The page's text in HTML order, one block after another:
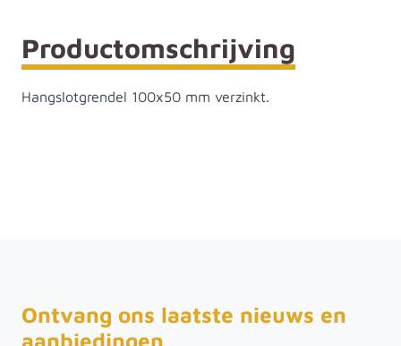
Productomschrijving
Hangslotgrendel 100x50 mm verzinkt.
Ontvang ons laatste nieuws en
aanbiedingen